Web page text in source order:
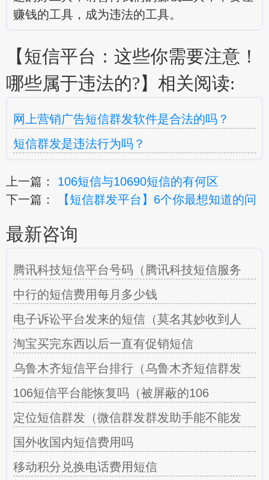
赚钱的工具，成为违法的工具。
【短信平台：这些你需要注意！
哪些属于违法的?】相关阅读:
网上营销广告短信群发软件是合法的吗？
短信群发是违法行为吗？
上一篇： 106短信与10690短信的有何区
下一篇：
【短信群发平台】6个你最想知道的问
最新咨询
腾讯科技短信平台号码（腾讯科技短信服务
中行的短信费用每月多少钱
电子诉讼平台发来的短信（莫名其妙收到人
淘宝买完东西以后一直有促销短信
乌鲁木齐短信平台排行（乌鲁木齐短信群发
106短信平台能恢复吗（被屏蔽的106
定位短信群发（微信群发群发助手能不能发
国外收国内短信费用吗
移动积分兑换电话费用短信